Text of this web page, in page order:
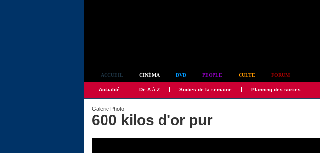
ACCUEIL CINÉMA DVD PEOPLE CULTE FORUM
Actualité De A à Z Sorties de la semaine Planning des sorties
Galerie Photo
600 kilos d'or pur